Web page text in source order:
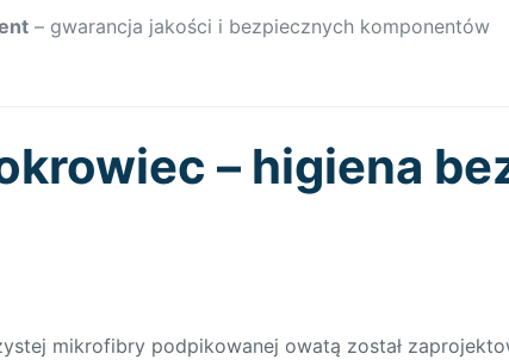
– gwarancja jakości i bezpiecznych komponentów
– higiena
mikrofibry podpikowanej owatą został